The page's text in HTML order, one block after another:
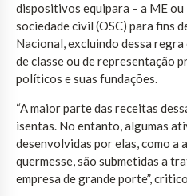
dispositivos equipara – a ME ou
sociedade civil (OSC) para fins
Nacional, excluindo dessa
de classe ou de representação
políticos e suas fundações.
“A maior parte das receitas
isentas. No entanto, algumas
desenvolvidas por elas, como a
quermesse, são submetidas a
empresa de grande porte”,